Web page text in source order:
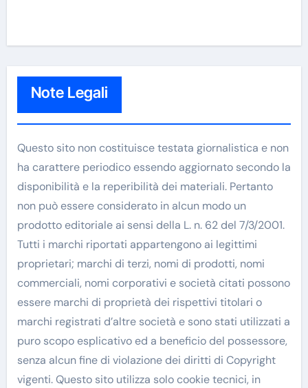
Note Legali
Questo sito non costituisce testata giornalistica e non
ha carattere periodico essendo aggiornato secondo la
disponibilità e la reperibilità dei materiali. Pertanto
non può essere considerato in alcun modo un
prodotto editoriale ai sensi della L. n. 62 del 7/3/2001.
Tutti i marchi riportati appartengono ai legittimi
proprietari; marchi di terzi, nomi di prodotti, nomi
commerciali, nomi corporativi e società citati possono
essere marchi di proprietà dei rispettivi titolari o
marchi registrati d’altre società e sono stati utilizzati a
puro scopo esplicativo ed a beneficio del possessore,
senza alcun fine di violazione dei diritti di Copyright
vigenti. Questo sito utilizza solo cookie tecnici, in